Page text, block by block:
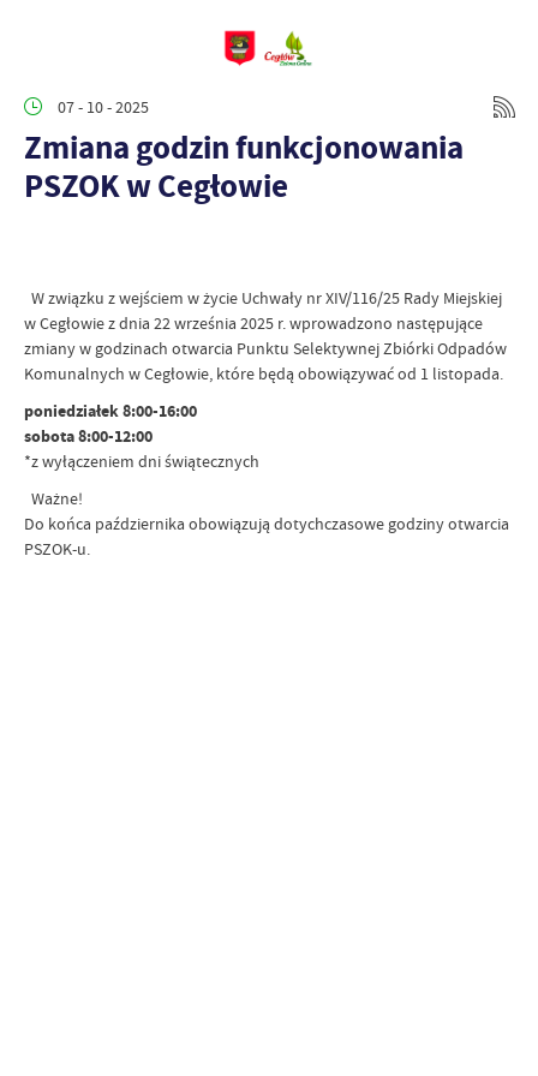
07 - 10 - 2025
Zmiana godzin funkcjonowania
PSZOK w Cegłowie
W związku z wejściem w życie Uchwały nr XIV/116/25 Rady Miejskiej
w Cegłowie z dnia 22 września 2025 r. wprowadzono następujące
zmiany w godzinach otwarcia Punktu Selektywnej Zbiórki Odpadów
Komunalnych w Cegłowie, które będą obowiązywać od 1 listopada.
poniedziałek 8:00-16:00
sobota 8:00-12:00
*z wyłączeniem dni świątecznych
Ważne!
Do końca października obowiązują dotychczasowe godziny otwarcia
PSZOK-u.